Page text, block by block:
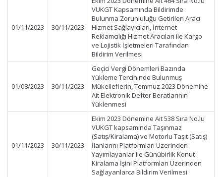
01/11/2023 30/11/2023
VUKGT Kapsamında Bildirimde
Bulunma Zorunluluğu Getirilen Aracı
Hizmet Sağlayıcıları, İnternet
Reklamcılığı Hizmet Aracıları ile Kargo
ve Lojistik İşletmeleri Tarafından
Bildirim Verilmesi
01/08/2023 30/11/2023
Geçici Vergi Dönemleri Bazında
Yükleme Tercihinde Bulunmuş
Mükelleflerin, Temmuz 2023 Dönemine
Ait Elektronik Defter Beratlarının
Yüklenmesi
01/11/2023 30/11/2023
Ekim 2023 Dönemine Ait 538 Sıra No.lu
VUKGT kapsamında Taşınmaz
(Satış/Kiralama) ve Motorlu Taşıt (Satış)
İlanlarını Platformları Üzerinden
Yayımlayanlar ile Günübirlik Konut
Kiralama İşini Platformları Üzerinden
Sağlayanlarca Bildirim Verilmesi